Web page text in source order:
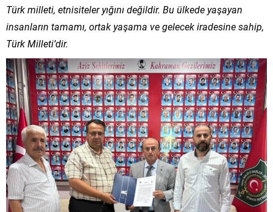
Türk milleti, etnisiteler yığını değildir. Bu ülkede yaşayan
insanların tamamı, ortak yaşama ve gelecek iradesine sahip,
Türk Milleti’dir.